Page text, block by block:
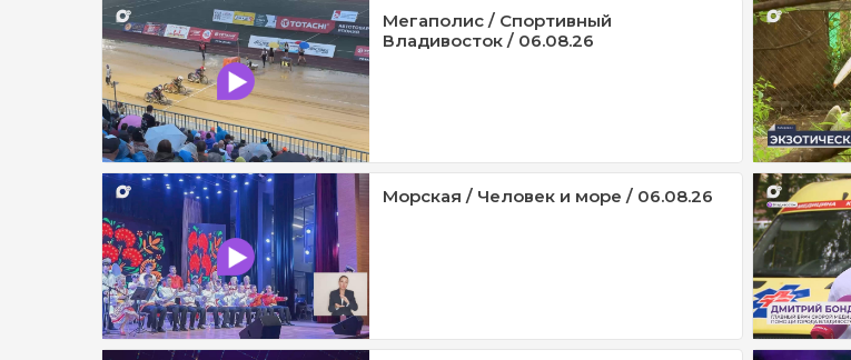
Мегаполис / Спортивный
Владивосток / 06.08.26
Морская / Человек и море / 06.08.26